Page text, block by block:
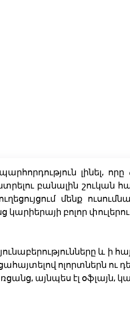
լինել, որը
բանալին շուկան
մենք
բոլոր
և ի
ոլորտներն ու
այնպես էլ օֆլայն,